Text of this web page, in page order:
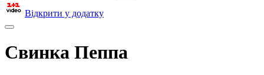
Відкрити у додатку
Свинка Пеппа